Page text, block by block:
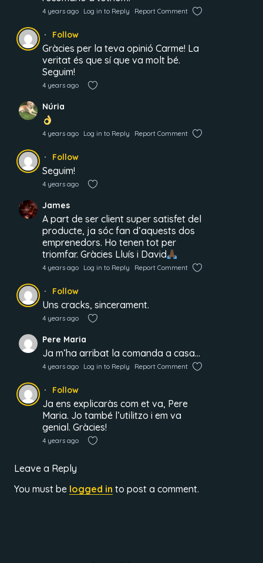
4 years ago Log in to Reply Report Comment
Follow
Gràcies per la teva opinió Carme! La
veritat és que sí que va molt bé.
Seguim!
4 years ago
Núria
4 years ago Log in to Reply Report Comment
Follow
Seguim!
4 years ago
James
A part de ser client super satisfet del
producte, ja sóc fan d’aquests dos
emprenedors. Ho tenen tot per
triomfar. Gràcies Lluís i David
4 years ago Log in to Reply Report Comment
Follow
Uns cracks, sincerament.
4 years ago
Pere Maria
Ja m’ha arribat la comanda a casa…
4 years ago Log in to Reply Report Comment
Follow
Ja ens explicaràs com et va, Pere
Maria. Jo també l’utilitzo i em va
genial. Gràcies!
4 years ago
Leave a Reply
You must be logged in to post a comment.